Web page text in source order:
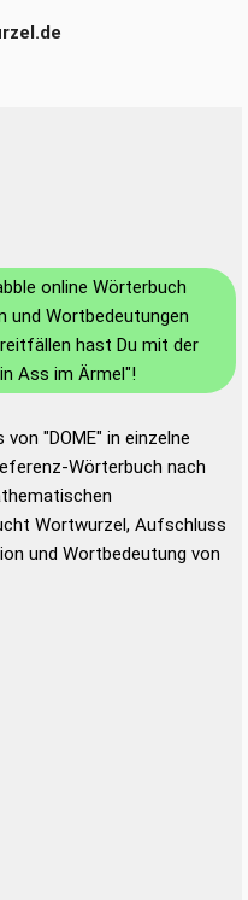
online Wörterbuch
und Wortbedeutungen
hast Du mit der
Ass im Ärmel"!
"DOME" in einzelne
Wörterbuch nach
Wortwurzel, Aufschluss
und Wortbedeutung von